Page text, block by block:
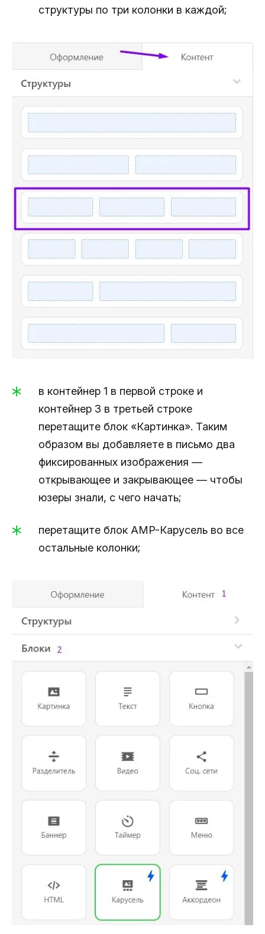
структуры по три колонки в каждой;
в контейнер 1 в первой строке и
контейнер 3 в третьей строке
перетащите блок «Картинка». Таким
образом вы добавляете в письмо два
фиксированных изображения —
открывающее и закрывающее — чтобы
юзеры знали, с чего начать;
перетащите блок AMP-Карусель во все
остальные колонки;